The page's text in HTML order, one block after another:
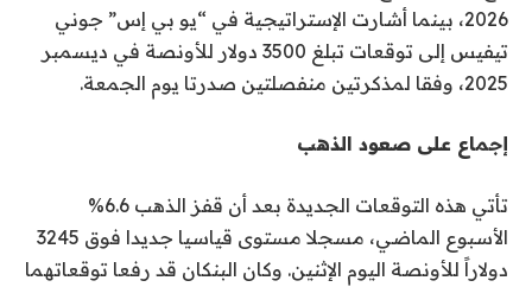
2026، بينما أشارت الإستراتيجية في “يو بي إس” جوني
تيفيس إلى توقعات تبلغ 3500 دولار للأونصة في ديسمبر
2025، وفقا لمذكرتين منفصلتين صدرتا يوم الجمعة.
إجماع على صعود الذهب
تأتي هذه التوقعات الجديدة بعد أن قفز الذهب 6.6%
الأسبوع الماضي، مسجلا مستوى قياسيا جديدا فوق 3245
دولاراً للأونصة اليوم الإثنين. وكان البنكان قد رفعا توقعاتهما